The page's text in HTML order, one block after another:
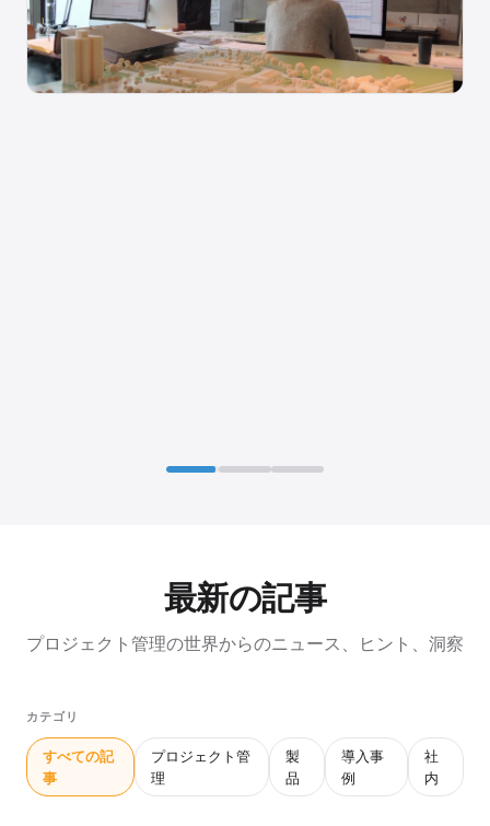
最新の記事
プロジェクト管理の世界からのニュース、ヒント、洞察
カテゴリ
すべての記
事
プロジェクト管
理
製
品
導入事
例
社
内